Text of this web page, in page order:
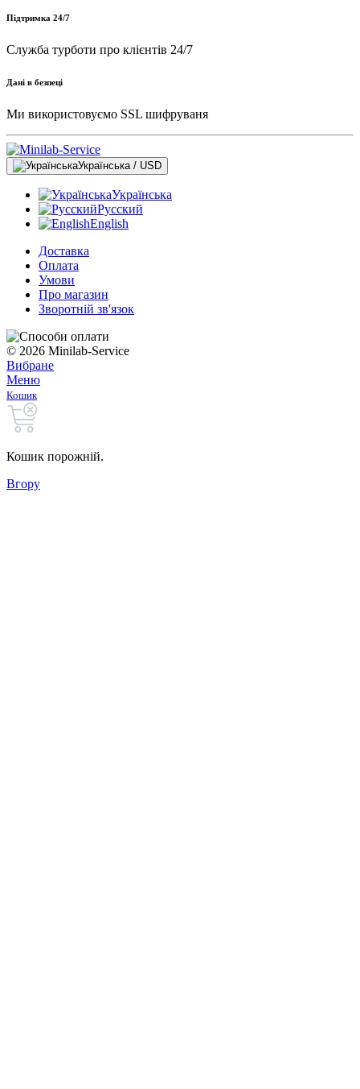
Підтримка 24/7
Служба турботи про клієнтів 24/7
Дані в безпеці
Ми використовуємо SSL шифруваня
Українська / USD
Українська
Русский
English
Доставка
Оплата
Умови
Про магазин
Зворотній зв'язок
© 2026 Minilab-Service
Вибране
Меню
Кошик
Кошик порожній.
Вгору